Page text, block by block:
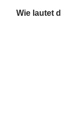
Wie lautet